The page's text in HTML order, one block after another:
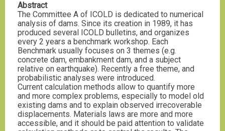
Abstract
The Committee A of ICOLD is dedicated to numerical
analysis of dams. Since its creation in 1989, it has
produced several ICOLD bulletins, and organizes
every 2 years a benchmark workshop. Each
Benchmark usually focuses on 3 themes (e.g.
concrete dam, embankment dam, and a subject
relative on earthquake). Recently a free theme, and
probabilistic analyses were introduced.
Current calculation methods allow to quantify more
and more complex problems, especially to model old
existing dams and to explain observed irrecoverable
displacements. Materials laws are more and more
accessible, and it should be paid attention to validate